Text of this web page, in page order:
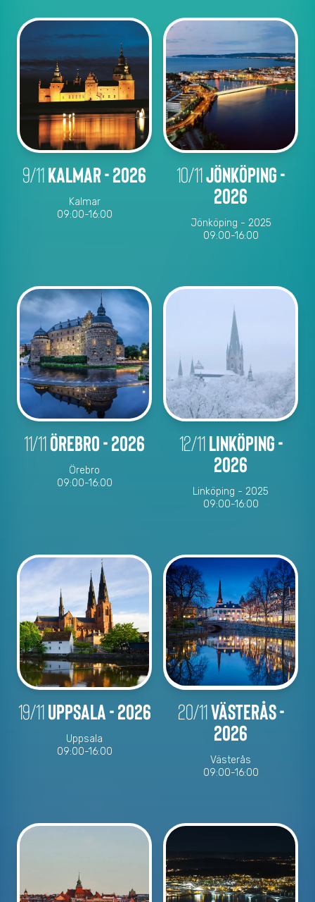
9/11Kalmar - 2026
Kalmar
09:00-16:00
10/11Jönköping -
2026
Jönköping - 2025
09:00-16:00
11/11Örebro - 2026
Örebro
09:00-16:00
12/11Linköping -
2026
Linköping - 2025
09:00-16:00
19/11Uppsala - 2026
Uppsala
09:00-16:00
20/11Västerås -
2026
Västerås
09:00-16:00